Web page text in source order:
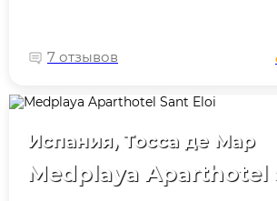
7 отзывов
Испания, Тосса де Мар
Medplaya Aparthotel